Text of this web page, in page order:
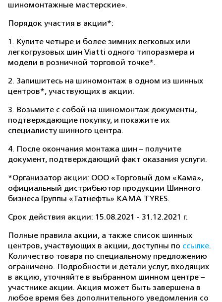
шиномонтажные мастерские».
Порядок участия в акции*:
1. Купите четыре и более зимних легковых или
легкогрузовых шин Viatti одного типоразмера и
модели в розничной торговой точке*.
2. Запишитесь на шиномонтаж в одном из шинных
центров*, участвующих в акции.
3. Возьмите с собой на шиномонтаж документы,
подтверждающие покупку, и покажите их
специалисту шинного центра.
4. После окончания монтажа шин – получите
документ, подтверждающий факт оказания услуги.
*Организатор акции: ООО «Торговый дом «Кама»,
официальный дистрибьютор продукции Шинного
бизнеса Группы «Татнефть» КАМА TYRES.
Срок действия акции: 15.08.2021 - 31.12.2021 г.
Полные правила акции, а также список шинных
центров, участвующих в акции, доступны по ссылке.
Количество товара по специальному предложению
ограничено. Подробности и детали услуг, входящих
в акцию, уточняйте в выбранном шинном центре –
участнике акции. Акция может быть завершена в
любое время без дополнительного уведомления со